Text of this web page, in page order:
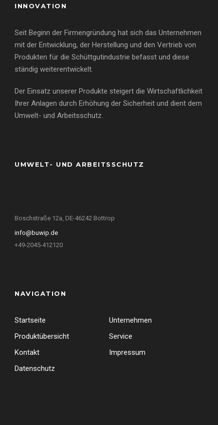
INNOVATION
Seit Beginn der Firmengründung hat sich das Unternehmen
mit der Entwicklung, der Herstellung und den Vertrieb von
Produkten für die Schüttgutindustrie befasst und diese
ständig weiterentwickelt.
Der Einsatz unserer Produkte steigert die Wirtschaftlichkeit
Ihrer Anlagen durch Erhöhung der Sicherheit und dient dem
Umwelt- und Arbeitsschutz.
UMWELT- UND ARBEITSSCHUTZ
Boschstraße 12a, DE-46242 Bottrop
info@buwip.de
+49-2045-412120
NAVIGATION
Startseite
Unternehmen
Produktübersicht
Service
Kontakt
Impressum
Datenschutz